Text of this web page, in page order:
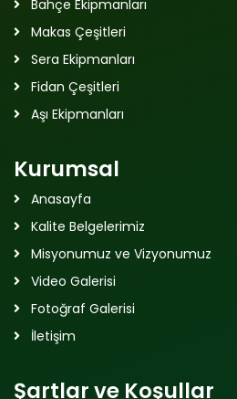
Bahçe Ekipmanları
Makas Çeşitleri
Sera Ekipmanları
Fidan Çeşitleri
Aşı Ekipmanları
Kurumsal
Anasayfa
Kalite Belgelerimiz
Misyonumuz ve Vizyonumuz
Video Galerisi
Fotoğraf Galerisi
İletişim
Şartlar ve Koşullar